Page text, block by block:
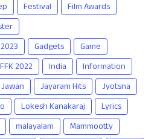
Festival
Film Awards
Gadgets
Game
2022 India
Information
Jawan Jayaram Hits
Jyotsna
Lokesh Kanakaraj
Lyrics
malayalam
Mammootty